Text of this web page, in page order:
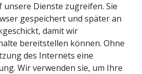
unsere Dienste zugreifen. Sie
gespeichert und später an
damit wir
bereitstellen können. Ohne
des Internets eine
Wir verwenden sie, um Ihre